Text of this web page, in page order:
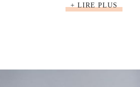
+ LIRE PLUS